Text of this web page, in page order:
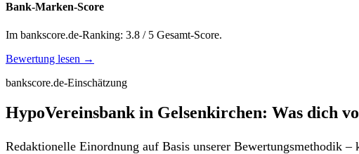
Bank-Marken-Score
Im bankscore.de-Ranking: 3.8 / 5 Gesamt-Score.
Bewertung lesen →
bankscore.de-Einschätzung
HypoVereinsbank in Gelsenkirchen: Was dich
Redaktionelle Einordnung auf Basis unserer Bewertungsmethodik